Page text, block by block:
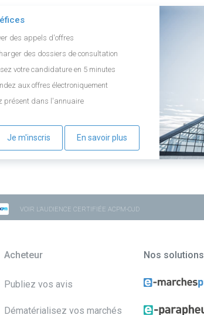
des appels d'offres
des dossiers de consultation
votre candidature en 5 minutes
aux offres électroniquement
présent dans l'annuaire
Je m'inscris En savoir plus
VOIR L'AUDIENCE CERTIFIÉE ACPM-OJD
Acheteur
Publiez vos avis
Dématérialisez vos marchés
Nos solutions